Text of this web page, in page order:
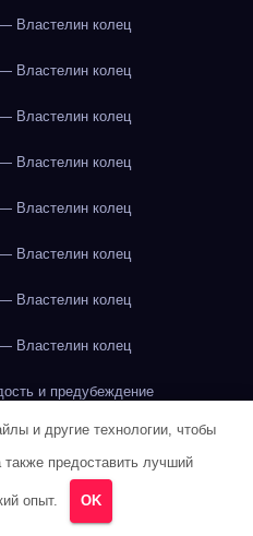
Властелин колец
Властелин колец
Властелин колец
Властелин колец
Властелин колец
Властелин колец
Властелин колец
Властелин колец
и предубеждение
и предубеждение
и предубеждение
и предубеждение
и другие технологии, чтобы
предоставить лучший
опыт. OK